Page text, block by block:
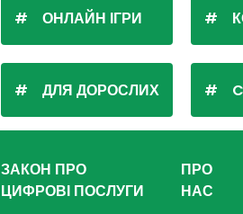
ОНЛАЙН ІГРИ
ДЛЯ ДОРОСЛИХ
ЗАКОН ПРО
ЦИФРОВІ ПОСЛУГИ
ПРО
НАС